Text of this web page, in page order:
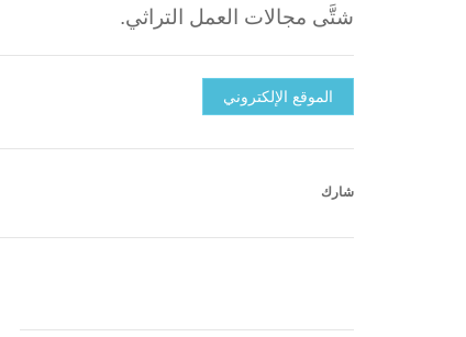
شتَّى مجالات العمل التراثي.
الموقع الإلكتروني
شارك